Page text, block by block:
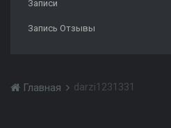
Записи
Запись Отзывы
Главная darzi1231331